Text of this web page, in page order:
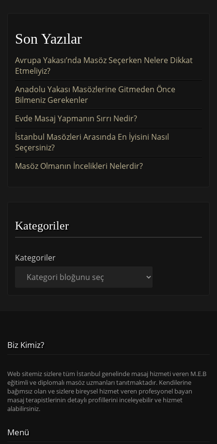
Son Yazılar
Avrupa Yakası’nda Masöz Seçerken Nelere Dikkat
Etmeliyiz?
Anadolu Yakası Masözlerine Gitmeden Önce
Bilmeniz Gerekenler
Evde Masaj Yapmanın Sırrı Nedir?
İstanbul Masözleri Arasında En İyisini Nasıl
Seçersiniz?
Masöz Olmanın İncelikleri Nelerdir?
Kategoriler
Kategoriler
Biz Kimiz?
Web sitemiz sizlere tüm İstanbul genelinde masaj hizmeti veren M.E.B
eğitimli ve diplomalı masöz uzmanları tanıtmaktadır. Kendilerine
bağımsız olan ve sizlere bireysel hizmet veren profesyonel bayan
masaj terapistlerinin detaylı profillerini inceleyebilir ve hizmet
alabilirsiniz.
Menü